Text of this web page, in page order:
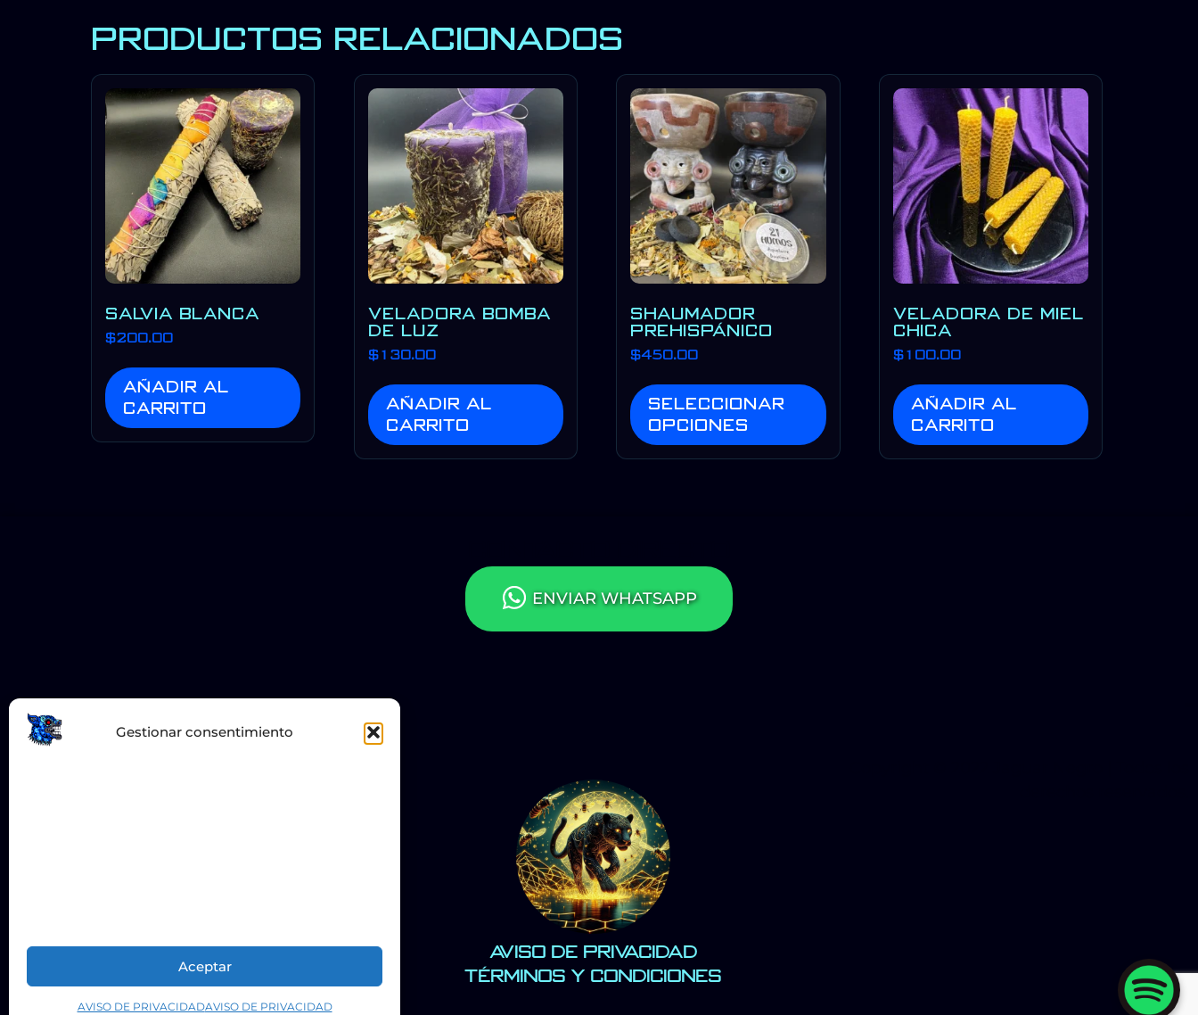
Gestionar consentimiento
Aceptar
AVISO DE PRIVACIDADAVISO DE PRIVACIDAD
PRODUCTOS RELACIONADOS
SALVIA BLANCA
$200.00
Añadir al
carrito
VELADORA BOMBA
DE LUZ
$130.00
Añadir al
carrito
SHAUMADOR
PREHISPÁNICO
$450.00
Seleccionar
opciones
VELADORA DE MIEL
CHICA
$100.00
Añadir al
carrito
ENVIAR WHATSAPP
Aviso de Privacidad
Términos y Condiciones